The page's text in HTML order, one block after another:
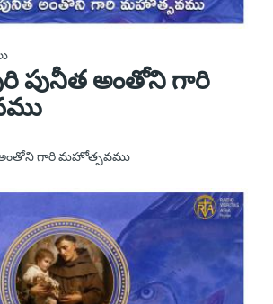
పునీత అంతోని గారి
అంతోని గారి మహోత్సవము